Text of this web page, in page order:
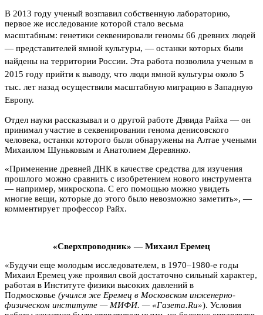
В 2013 году ученый возглавил собственную лабораторию,
первое же исследование которой стало весьма
масштабным: генетики секвенировали геномы 66 древних людей
— представителей ямной культуры, — останки которых были
найдены на территории России. Эта работа позволила ученым в
2015 году прийти к выводу, что люди ямной культуры около 5
тыс. лет назад осуществили масштабную миграцию в Западную
Европу.
Отдел науки рассказывал и о другой работе Дэвида Райха — он
принимал участие в секвенировании генома денисовского
человека, останки которого были обнаружены на Алтае учеными
Михаилом Шуньковым и Анатолием Деревянко.
«Применение древней ДНК в качестве средства для изучения
прошлого можно сравнить с изобретением нового инструмента
— например, микроскопа. С его помощью можно увидеть
многие вещи, которые до этого было невозможно заметить», —
комментирует профессор Райх.
«Сверхпроводник» — Михаил Еремец
«Будучи еще молодым исследователем, в 1970–1980-е годы
Михаил Еремец уже проявил свой достаточно сильный характер,
работая в Институте физики высоких давлений в
Подмосковье (учился же Еремец в Московском инженерно-
физическом институте — МИФИ. — «Газета.Ru»). Условия